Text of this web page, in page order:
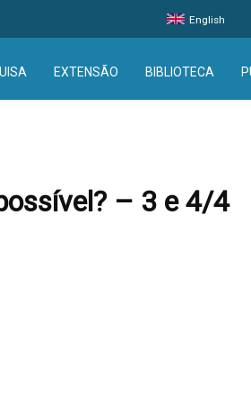
English
EXTENSÃO BIBLIOTECA
– 3 e 4/4